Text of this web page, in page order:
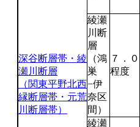
深谷断層帯・綾
瀬川断層
（関東平野北西
縁断層帯・元荒
川断層帯）
綾瀬
川断
層
（鴻
巣
−伊
奈区
間）
７．０
程度
綾瀬